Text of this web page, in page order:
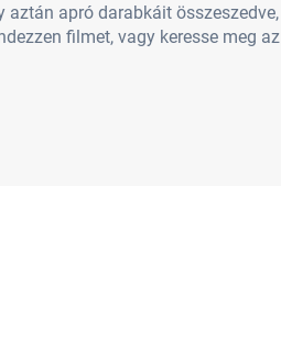
apró darabkáit összeszedve,
filmet, vagy keresse meg az